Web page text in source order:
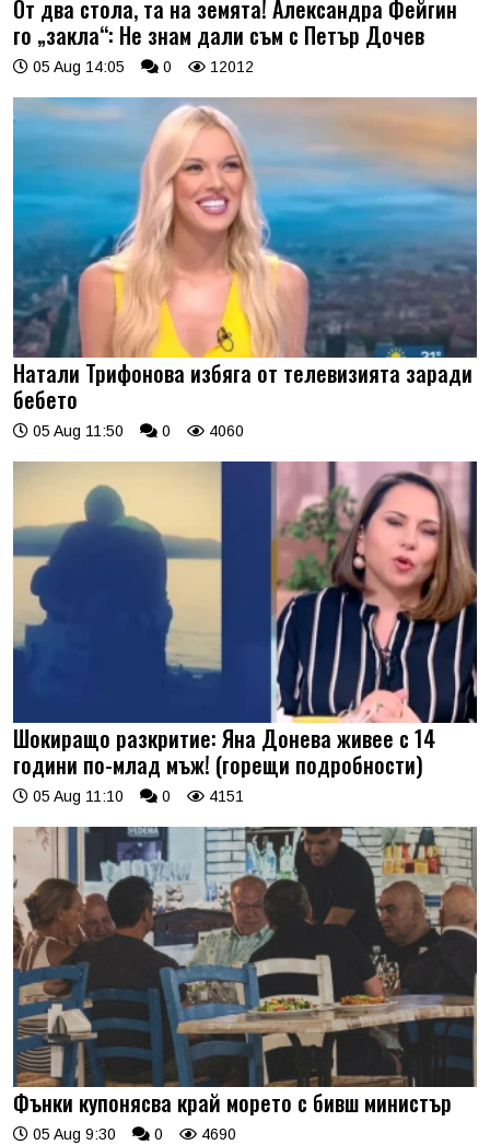
От два стола, та на земята! Александра Фейгин
го „закла“: Не знам дали съм с Петър Дочев
05 Aug 14:05 0 12012
Натали Трифонова избяга от телевизията заради
бебето
05 Aug 11:50 0 4060
Шокиращо разкритие: Яна Донева живее с 14
години по-млад мъж! (горещи подробности)
05 Aug 11:10 0 4151
Фънки купонясва край морето с бивш министър
05 Aug 9:30 0 4690